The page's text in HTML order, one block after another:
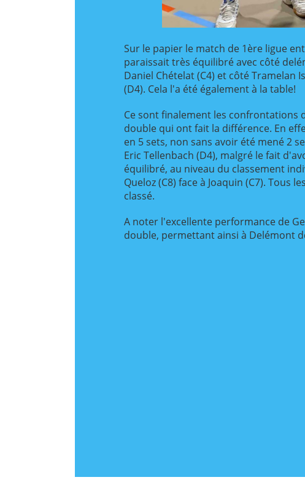
Sur le papier le match de 1ère ligue
paraissait très équilibré avec côté
Daniel Chételat (C4) et côté Tramelan
(D4). Cela l'a été également à la table!
Ce sont finalement les confrontations
double qui ont fait la différence. En
en 5 sets, non sans avoir été mené 2
Eric Tellenbach (D4), malgré le fait
équilibré, au niveau du classement
Queloz (C8) face à Joaquin (C7).
classé.
A noter l'excellente performance de
double, permettant ainsi à Delémont